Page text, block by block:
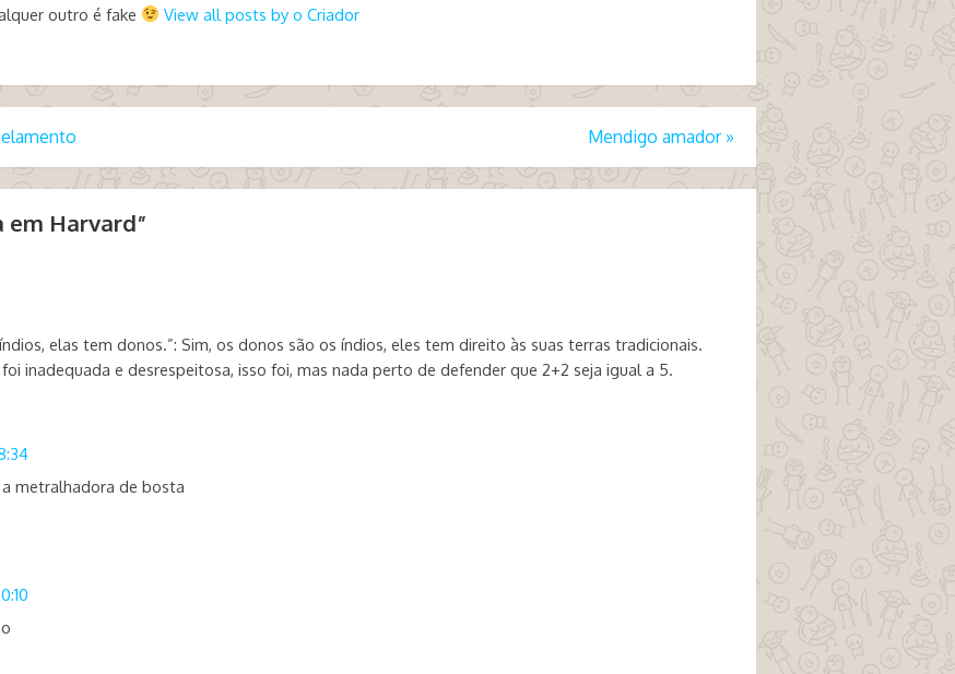
outro é fake View all posts by o Criador
Mendigo amador »
em Harvard”
elas tem donos.”: Sim, os donos são os índios, eles tem direito às suas terras tradicionais.
inadequada e desrespeitosa, isso foi, mas nada perto de defender que 2+2 seja igual a 5.
metralhadora de bosta